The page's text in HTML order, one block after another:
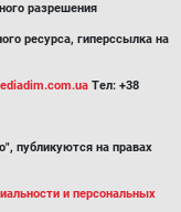
разрешения
ресурса, гиперссылка на
Тел: +38
публикуются на правах
и персональных